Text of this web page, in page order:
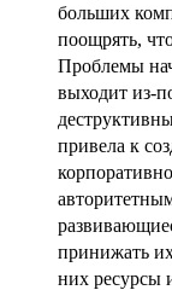
больших
поощрять,
Проблемы
выходит из-
привела к
принижать
них ресурсы